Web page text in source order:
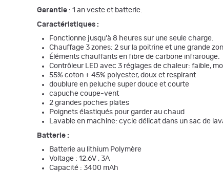
Garantie : 1 an veste et batterie.
Caractéristiques :
Fonctionne jusqu'à 8 heures sur une seule charge.
Chauffage 3 zones: 2 sur la poitrine et une grande
Éléments chauffants en fibre de carbone infrarouge.
Contrôleur LED avec 3 réglages de chaleur: faible,
55% coton + 45% polyester, doux et respirant
doublure en peluche super douce et courte
capuche coupe-vent
2 grandes poches plates
Poignets élastiqués pour garder au chaud
Lavable en machine: cycle délicat dans un sac de
Batterie :
Batterie au lithium Polymère
Voltage : 12,6V , 3A
Capacité : 3400 mAh